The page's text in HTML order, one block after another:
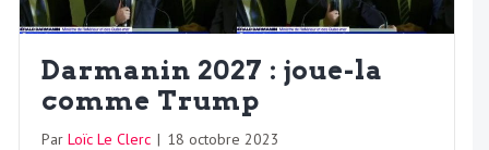
Darmanin 2027 : joue-la
comme Trump
Par Loïc Le Clerc | 18 octobre 2023